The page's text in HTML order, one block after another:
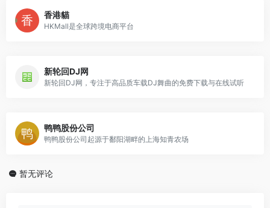
香港貓
HKMall是全球跨境电商平台
新轮回DJ网
新轮回DJ网，专注于高品质车载DJ舞曲的免费下载与在线试听
鸭鸭股份公司
鸭鸭股份公司起源于鄱阳湖畔的上海知青农场
暂无评论